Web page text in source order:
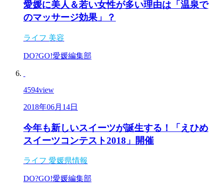
愛媛に美人＆若い女性が多い理由は「温泉で
のマッサージ効果」？
ライフ 美容
DO?GO!愛媛編集部
4594view
2018年06月14日
今年も新しいスイーツが誕生する！「えひめ
スイーツコンテスト2018」開催
ライフ 愛媛県情報
DO?GO!愛媛編集部